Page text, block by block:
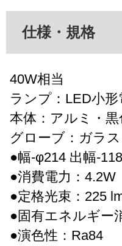
仕様・規格
40W相当
ランプ：LED小形
本体：アルミ・黒
グローブ：ガラ
●幅-φ214 出幅-
●消費電力：4.2W
●定格光束：225
●固有エネルギー
●演色性：Ra84